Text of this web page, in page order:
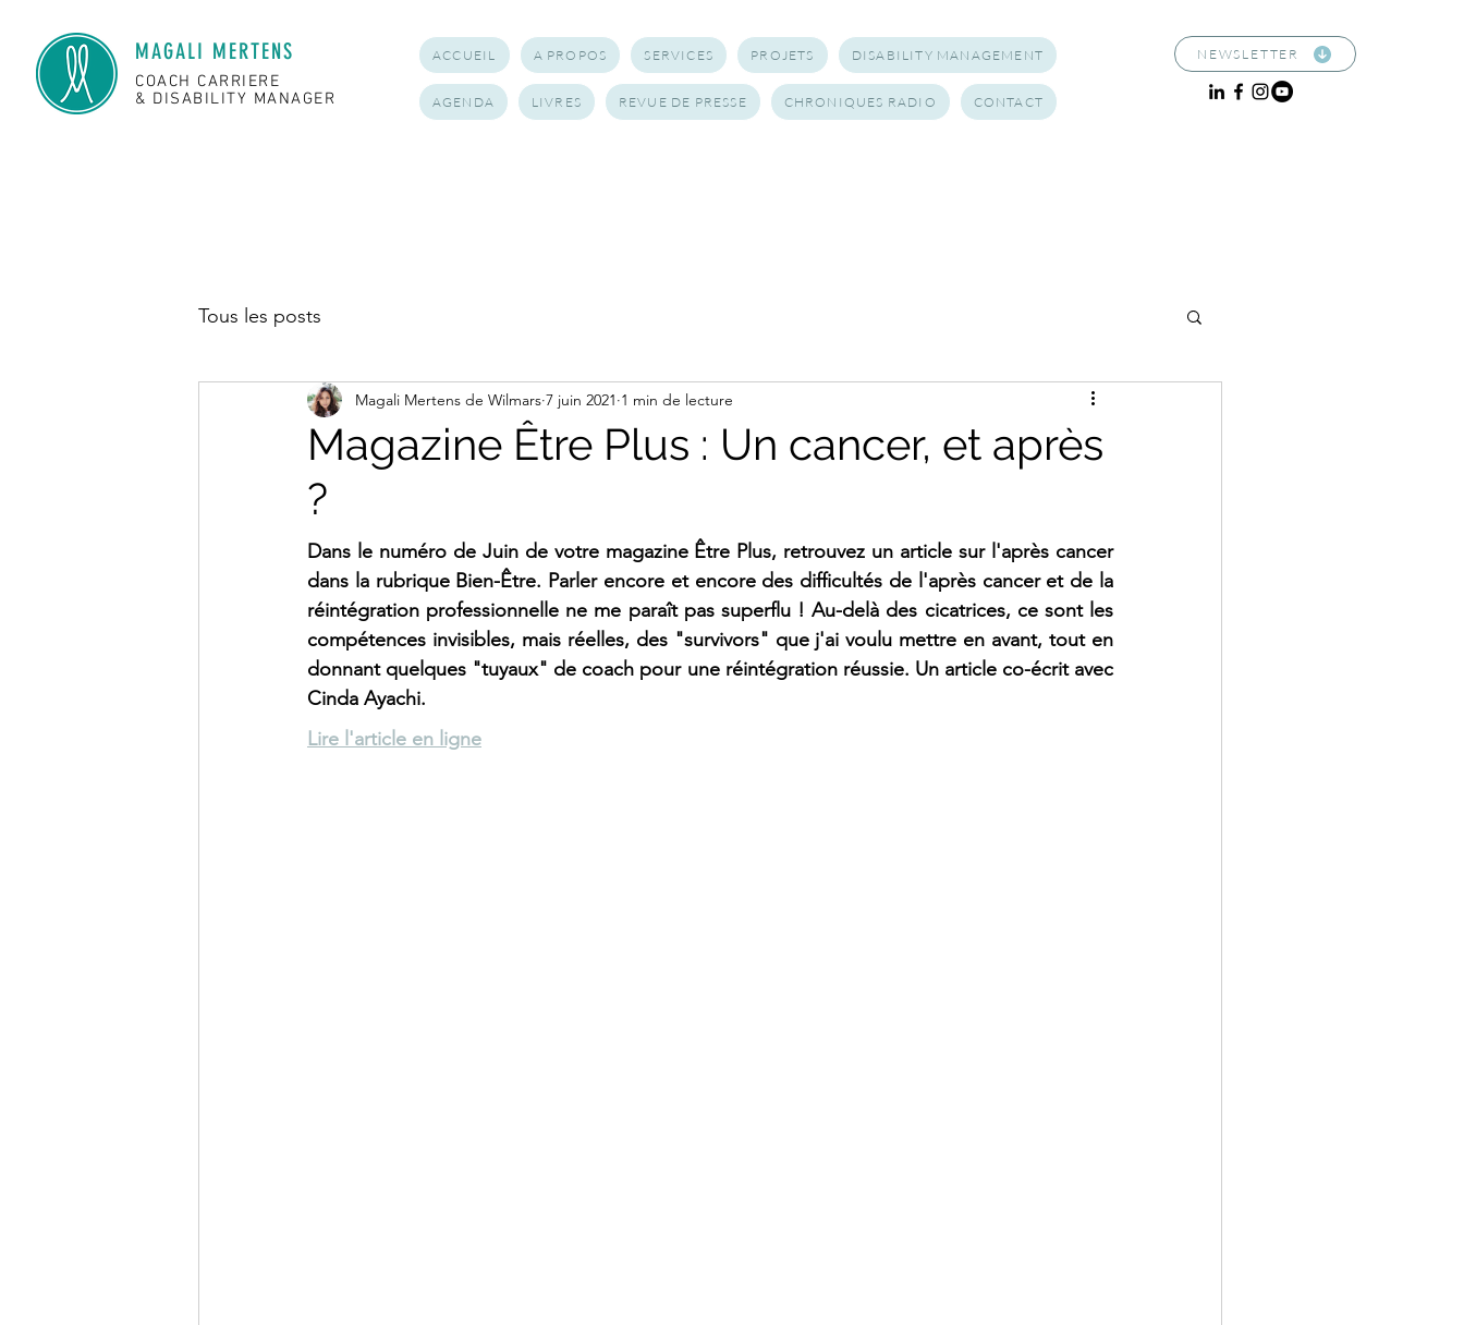
MAGALI MERTENS
COACH CARRIERE
& DISABILITY MANAGER
ACCUEIL A PROPOS SERVICES PROJETS DISABILITY MANAGEMENT
AGENDA LIVRES REVUE DE PRESSE CHRONIQUES RADIO CONTACT
NEWSLETTER
Tous les posts
Magazine Être Plus : Un cancer, et après
?
Magali Mertens de Wilmars 7 juin 2021 1 min de lecture
Dans le numéro de Juin de votre magazine Être Plus, retrouvez un article sur l'après cancer
dans la rubrique Bien-Être. Parler encore et encore des difficultés de l'après cancer et de la
réintégration professionnelle ne me paraît pas superflu ! Au-delà des cicatrices, ce sont les
compétences invisibles, mais réelles, des "survivors" que j'ai voulu mettre en avant, tout en
donnant quelques "tuyaux" de coach pour une réintégration réussie. Un article co-écrit avec
Cinda Ayachi.
Lire l'article en ligne